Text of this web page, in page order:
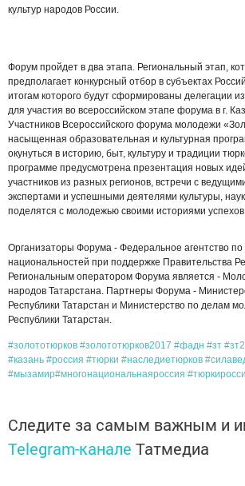
культур народов России.
Форум пройдет в два этапа. Региональный этап,
предполагает конкурсный отбор в субъектах
итогам которого будут сформированы делегации
для участия во всероссийском этапе форума в г.
Участников Всероссийского форума молодежи
насыщенная образовательная и культурная
окунуться в историю, быт, культуру и традиции
программе предусмотрена презентация новых
участников из разных регионов, встречи с
экспертами и успешными деятелями культуры,
поделятся с молодежью своими историями
Организаторы Форума - Федеральное агентство
национальностей при поддержке Правительства
Региональным оператором Форума является -
народов Татарстана. Партнеры Форума -
Республики Татарстан и Министерство по делам
Республики Татарстан.
#золототюрков #золототюрков2017 #фадн #зт
#казань #россия #тюрки #наследиетюрков
#мызамир#многонациональнаяроссия
Следите за самым важным и
Telegram-канале Татмедиа